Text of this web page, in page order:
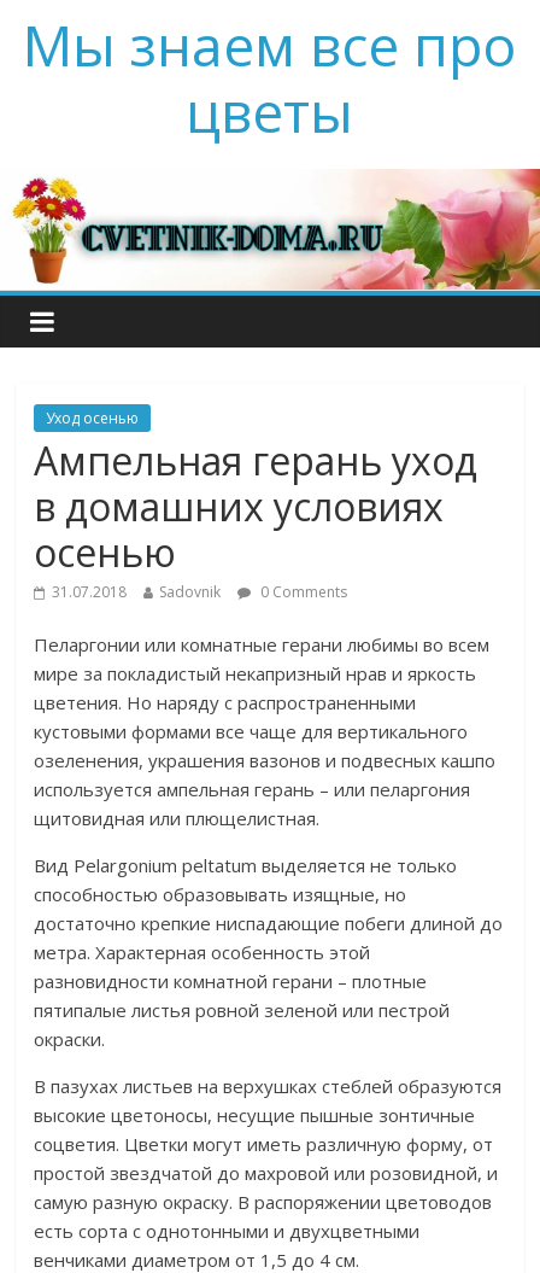
Мы знаем все про
цветы
Уход осенью
Ампельная герань уход
в домашних условиях
осенью
31.07.2018 Sadovnik 0 Comments
Пеларгонии или комнатные герани любимы во всем
мире за покладистый некапризный нрав и яркость
цветения. Но наряду с распространенными
кустовыми формами все чаще для вертикального
озеленения, украшения вазонов и подвесных кашпо
используется ампельная герань – или пеларгония
щитовидная или плющелистная.
Вид Pelargonium peltatum выделяется не только
способностью образовывать изящные, но
достаточно крепкие ниспадающие побеги длиной до
метра. Характерная особенность этой
разновидности комнатной герани – плотные
пятипалые листья ровной зеленой или пестрой
окраски.
В пазухах листьев на верхушках стеблей образуются
высокие цветоносы, несущие пышные зонтичные
соцветия. Цветки могут иметь различную форму, от
простой звездчатой до махровой или розовидной, и
самую разную окраску. В распоряжении цветоводов
есть сорта с однотонными и двухцветными
венчиками диаметром от 1,5 до 4 см.